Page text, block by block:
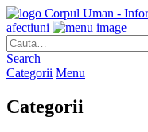
Corpul Uman -
afectiuni
Search
Categorii Menu
Categorii